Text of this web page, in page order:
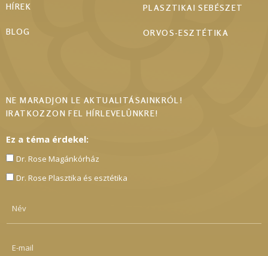
HÍREK
BLOG
PLASZTIKAI SEBÉSZET
ORVOS-ESZTÉTIKA
NE MARADJON LE AKTUALITÁSAINKRÓL!
IRATKOZZON FEL HÍRLEVELÜNKRE!
Ez a téma érdekel:
Dr. Rose Magánkórház
Dr. Rose Plasztika és esztétika